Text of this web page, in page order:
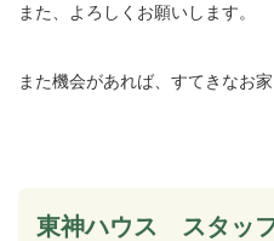
また、よろしくお願いします。
また機会があれば、すてきなお
東神ハウス スタッ